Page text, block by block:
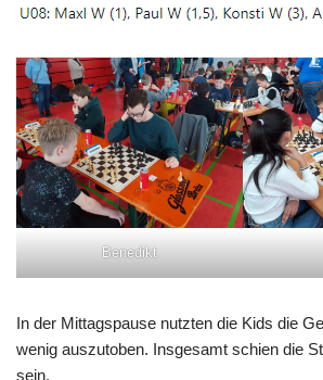
Benedikt
In der Mittagspause nutzten die Kids die
wenig auszutoben. Insgesamt schien die
sein.